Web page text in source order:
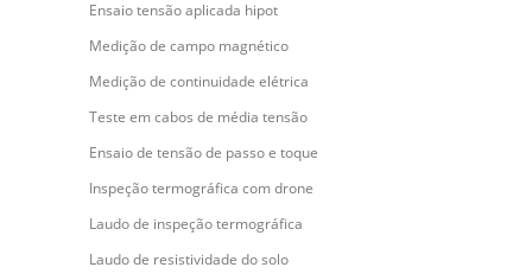
Ensaio tensão aplicada hipot
Medição de campo magnético
Medição de continuidade elétrica
Teste em cabos de média tensão
Ensaio de tensão de passo e toque
Inspeção termográfica com drone
Laudo de inspeção termográfica
Laudo de resistividade do solo